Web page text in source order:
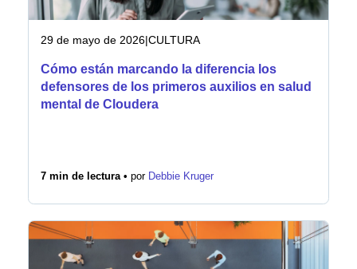
29 de mayo de 2026|CULTURA
Cómo están marcando la diferencia los
defensores de los primeros auxilios en salud
mental de Cloudera
7 min de lectura • por Debbie Kruger